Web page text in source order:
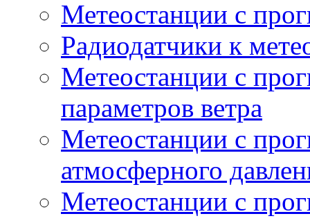
Метеостанции с
Радиодатчики к
Метеостанции с
параметров ветра
Метеостанции с
атмосферного
Метеостанции с